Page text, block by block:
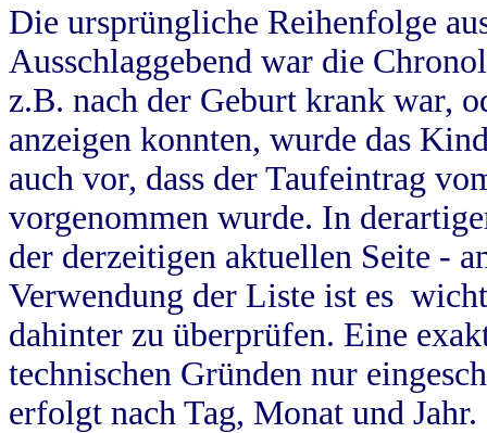
Die ursprüngliche Reihenfolge
Ausschlaggebend war die
z.B. nach der Geburt krank war,
anzeigen konnten, wurde das
auch vor, dass der Taufeintrag
vorgenommen wurde. In
der derzeitigen aktuellen Seite -
Verwendung der Liste ist es
dahinter zu überprüfen. Eine
technischen Gründen nur
erfolgt nach Tag, Monat und Jahr.